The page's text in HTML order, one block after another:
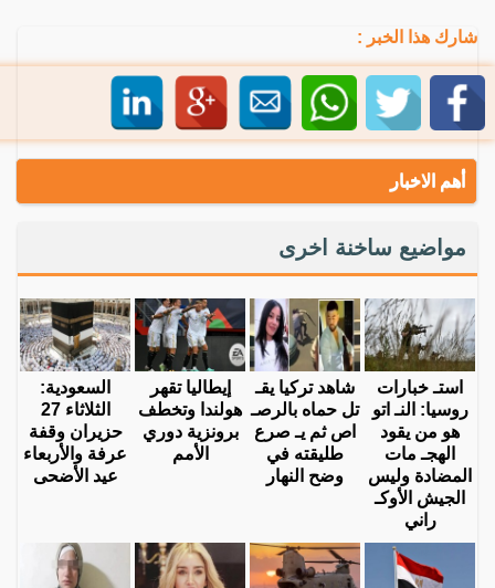
شارك هذا الخبر :
أهم الاخبار
مواضيع ساخنة اخرى
استـ خبارات
روسيا: النـ اتو
هو من يقود
الهجـ مات
المضادة وليس
الجيش الأوكـ
راني
شاهد تركيا يقـ
تل حماه بالرصـ
اص ثم يـ صرع
طليقته في
وضح النهار
إيطاليا تقهر
هولندا وتخطف
برونزية دوري
الأمم
السعودية:
الثلاثاء 27
حزيران وقفة
عرفة والأربعاء
عيد الأضحى